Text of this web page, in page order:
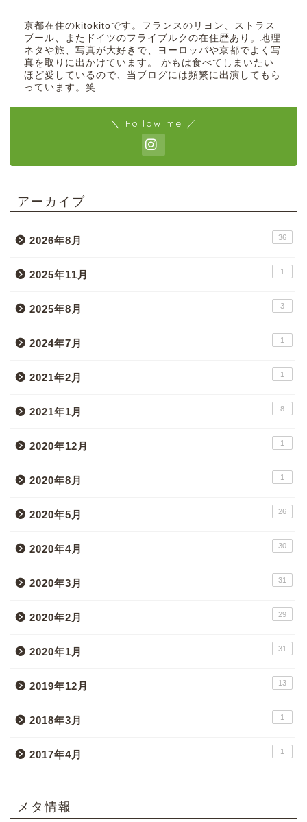
京都在住のkitokitoです。フランスのリヨン、ストラス
ブール、またドイツのフライブルクの在住歴あり。地理
ネタや旅、写真が大好きで、ヨーロッパや京都でよく写
真を取りに出かけています。 かもは食べてしまいたい
ほど愛しているので、当ブログには頻繁に出演してもら
っています。笑
＼ Follow me ／
アーカイブ
2026年8月 36
2025年11月 1
2025年8月 3
2024年7月 1
2021年2月 1
2021年1月 8
2020年12月 1
2020年8月 1
2020年5月 26
2020年4月 30
2020年3月 31
2020年2月 29
2020年1月 31
2019年12月 13
2018年3月 1
2017年4月 1
メタ情報